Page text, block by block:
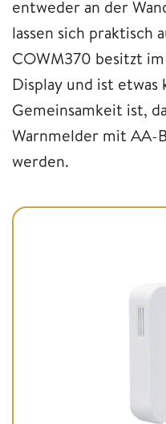
entweder an der
lassen sich praktisch
COWM370 besitzt
Display und ist
Gemeinsamkeit ist,
Warnmelder mit
werden.